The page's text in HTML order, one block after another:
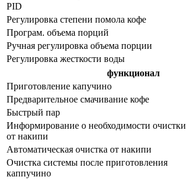
PID
Регулировка степени помола кофе
Програм. объема порций
Ручная регулировка объема порции
Регулировка жесткости воды
функционал
Приготовление капучино
Предварительное смачивание кофе
Быстрый пар
Информирование о необходимости очистки
от накипи
Автоматическая очистка от накипи
Очистка системы после приготовления
каппучино